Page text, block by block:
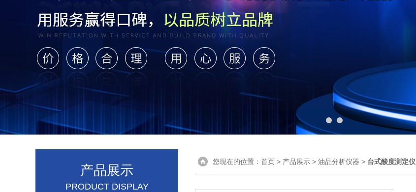
产品展示
PRODUCT DISPLAY
您现在的位置： 首页 > 产品展示 > 油品分析仪器 > 台式酸度测定仪